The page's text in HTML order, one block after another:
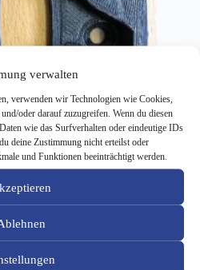
verwalten
verwenden wir Technologien wie Cookies,
oder darauf zuzugreifen. Wenn du diesen
wie das Surfverhalten oder eindeutige IDs
deine Zustimmung nicht erteilst oder
und Funktionen beeinträchtigt werden.
Kombi 1 Satz re + li
€